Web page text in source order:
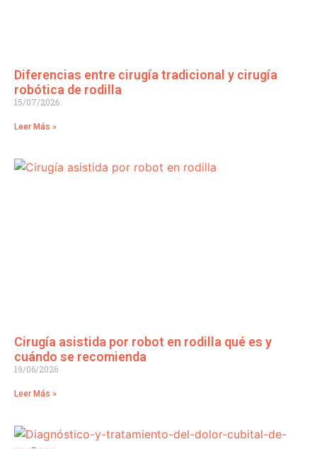
Diferencias entre cirugía tradicional y cirugía
robótica de rodilla
15/07/2026
Leer Más »
Cirugía asistida por robot en rodilla qué es y
cuándo se recomienda
19/06/2026
Leer Más »